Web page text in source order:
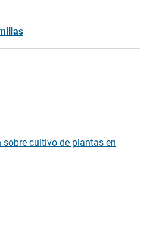
sobre cultivo de plantas en